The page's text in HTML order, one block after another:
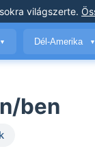
világszerte.
▼ Dél-Amerika ▼
ben